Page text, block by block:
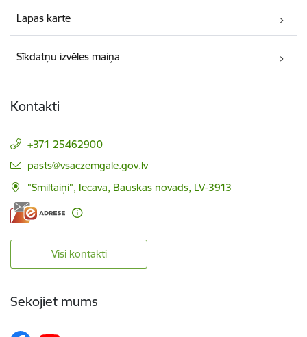
Lapas karte
Sīkdatņu izvēles maiņa
Kontakti
+371 25462900
E-pasts:
pasts@vsaczemgale.gov.lv
"Smiltaiņi", Iecava, Bauskas novads, LV-3913
Visi kontakti
Sekojiet mums